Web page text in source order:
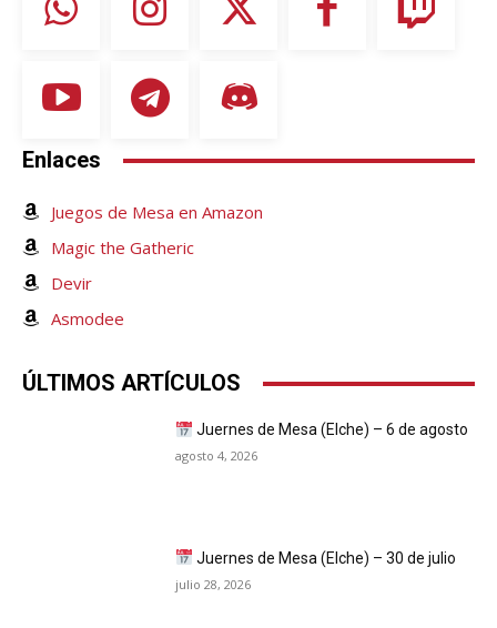
Enlaces
Juegos de Mesa en Amazon
Magic the Gatheric
Devir
Asmodee
ÚLTIMOS ARTÍCULOS
Juernes de Mesa (Elche) – 6 de agosto
agosto 4, 2026
Juernes de Mesa (Elche) – 30 de julio
julio 28, 2026